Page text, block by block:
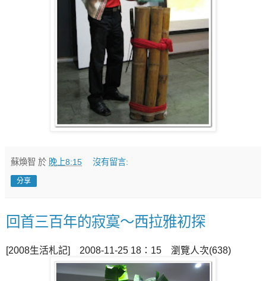
蘇煥智 於 晚上8:15 沒有留言:
分享
回首三百年的寂寞～西拉雅初探
[2008生活札記] 2008-11-25 18：15 瀏覽人次(638)